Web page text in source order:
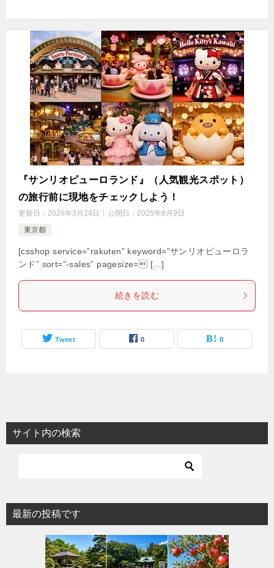
『サンリオピューロランド』（人気観光スポット）
の旅行前に現地をチェックしよう！
更新日： 2026年3月24日 公開日： 2025年8月9日
東京都
[csshop service=”rakuten” keyword=”サンリオピューロラ
ンド” sort=”-sales” pagesize= […]
続きを読む
Tweet 0 0
サイト内の検索
最新の投稿です